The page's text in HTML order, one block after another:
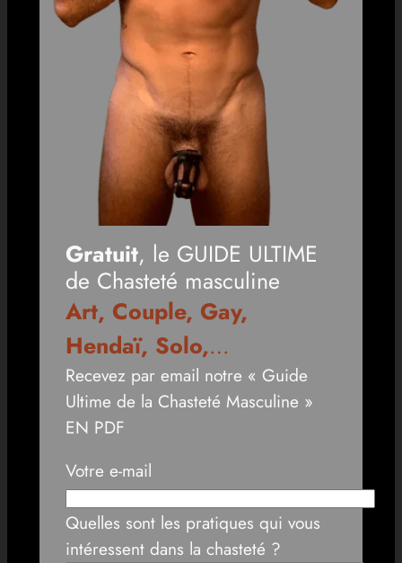
Gratuit, le GUIDE ULTIME
de Chasteté masculine
Art, Couple, Gay,
Hendaï, Solo,…
Recevez par email notre « Guide
Ultime de la Chasteté Masculine »
EN PDF
Votre e-mail
Quelles sont les pratiques qui vous
intéressent dans la chasteté ?